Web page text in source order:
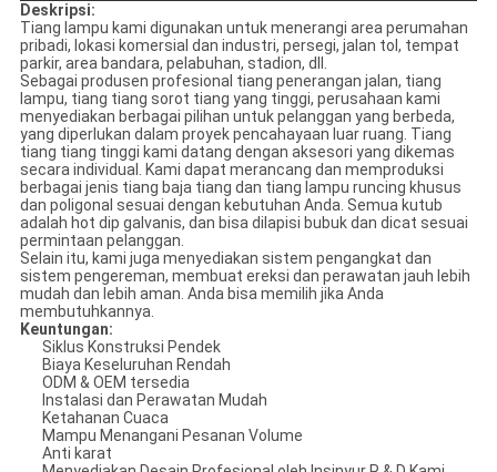
Deskripsi:
Tiang lampu kami digunakan untuk menerangi area perumahan
pribadi, lokasi komersial dan industri, persegi, jalan tol, tempat
parkir, area bandara, pelabuhan, stadion, dll.
Sebagai produsen profesional tiang penerangan jalan, tiang
lampu, tiang tiang sorot tiang yang tinggi, perusahaan kami
menyediakan berbagai pilihan untuk pelanggan yang berbeda,
yang diperlukan dalam proyek pencahayaan luar ruang. Tiang
tiang tiang tinggi kami datang dengan aksesori yang dikemas
secara individual. Kami dapat merancang dan memproduksi
berbagai jenis tiang baja tiang dan tiang lampu runcing khusus
dan poligonal sesuai dengan kebutuhan Anda. Semua kutub
adalah hot dip galvanis, dan bisa dilapisi bubuk dan dicat sesuai
permintaan pelanggan.
Selain itu, kami juga menyediakan sistem pengangkat dan
sistem pengereman, membuat ereksi dan perawatan jauh lebih
mudah dan lebih aman. Anda bisa memilih jika Anda
membutuhkannya.
Keuntungan:
Siklus Konstruksi Pendek
Biaya Keseluruhan Rendah
ODM & OEM tersedia
Instalasi dan Perawatan Mudah
Ketahanan Cuaca
Mampu Menangani Pesanan Volume
Anti karat